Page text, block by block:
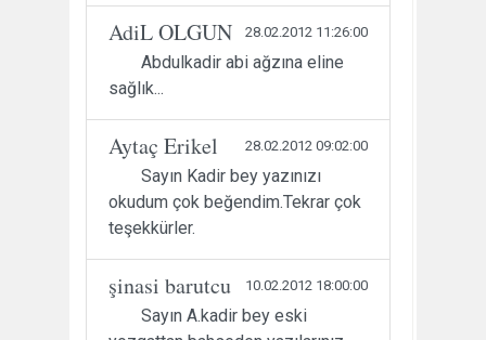
AdiL OLGUN 28.02.2012 11:26:00
Abdulkadir abi ağzına eline
sağlık...
Aytaç Erikel 28.02.2012 09:02:00
Sayın Kadir bey yazınızı
okudum çok beğendim.Tekrar çok
teşekkürler.
şinasi barutcu 10.02.2012 18:00:00
Sayın A.kadir bey eski